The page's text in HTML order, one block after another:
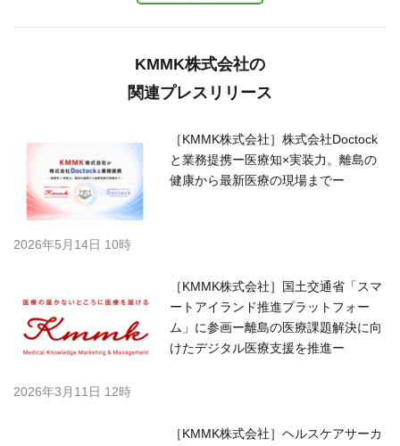
KMMK株式会社の
関連プレスリリース
［KMMK株式会社］株式会社Doctock
と業務提携ー医療知×実装力。離島の
健康から最新医療の現場までー
2026年5月14日 10時
［KMMK株式会社］国土交通省「スマ
ートアイランド推進プラットフォー
ム」に参画ー離島の医療課題解決に向
けたデジタル医療支援を推進ー
2026年3月11日 12時
［KMMK株式会社］ヘルスケアサーカ